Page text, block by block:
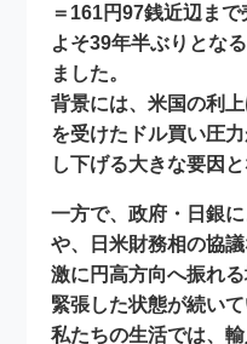
＝161円97銭近辺ま
よそ39年半ぶりとな
ました。
背景には、米国の利
を受けた ドル買い圧力
し下げる大きな要因と
一方で、政府・日銀
や、日米財務相の協
激に円高方向へ振れ
緊張した状態が続いて
私たちの生活では、